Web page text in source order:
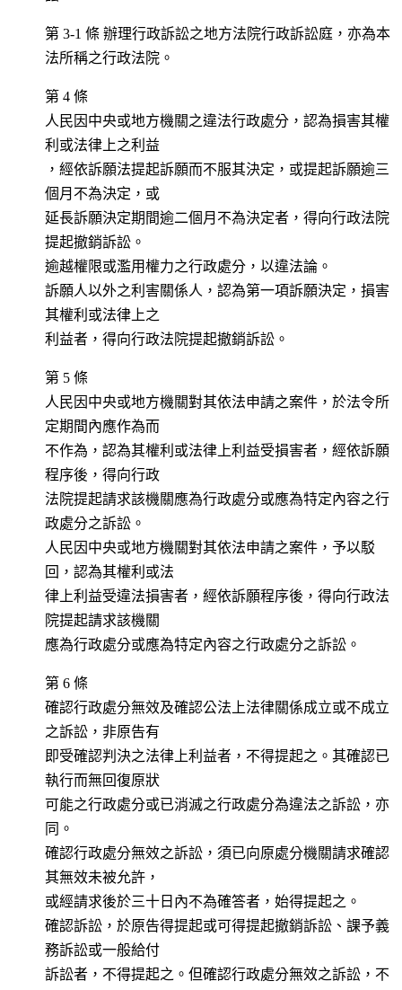
第 3-1 條 辦理行政訴訟之地方法院行政訴訟庭，亦為本
法所稱之行政法院。
第 4 條
人民因中央或地方機關之違法行政處分，認為損害其權
利或法律上之利益
，經依訴願法提起訴願而不服其決定，或提起訴願逾三
個月不為決定，或
延長訴願決定期間逾二個月不為決定者，得向行政法院
提起撤銷訴訟。
逾越權限或濫用權力之行政處分，以違法論。
訴願人以外之利害關係人，認為第一項訴願決定，損害
其權利或法律上之
利益者，得向行政法院提起撤銷訴訟。
第 5 條
人民因中央或地方機關對其依法申請之案件，於法令所
定期間內應作為而
不作為，認為其權利或法律上利益受損害者，經依訴願
程序後，得向行政
法院提起請求該機關應為行政處分或應為特定內容之行
政處分之訴訟。
人民因中央或地方機關對其依法申請之案件，予以駁
回，認為其權利或法
律上利益受違法損害者，經依訴願程序後，得向行政法
院提起請求該機關
應為行政處分或應為特定內容之行政處分之訴訟。
第 6 條
確認行政處分無效及確認公法上法律關係成立或不成立
之訴訟，非原告有
即受確認判決之法律上利益者，不得提起之。其確認已
執行而無回復原狀
可能之行政處分或已消滅之行政處分為違法之訴訟，亦
同。
確認行政處分無效之訴訟，須已向原處分機關請求確認
其無效未被允許，
或經請求後於三十日內不為確答者，始得提起之。
確認訴訟，於原告得提起或可得提起撤銷訴訟、課予義
務訴訟或一般給付
訴訟者，不得提起之。但確認行政處分無效之訴訟，不